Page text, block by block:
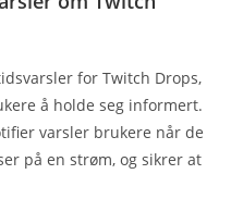
for Twitch Drops,
å holde seg informert.
varsler brukere når de
på en strøm, og sikrer at